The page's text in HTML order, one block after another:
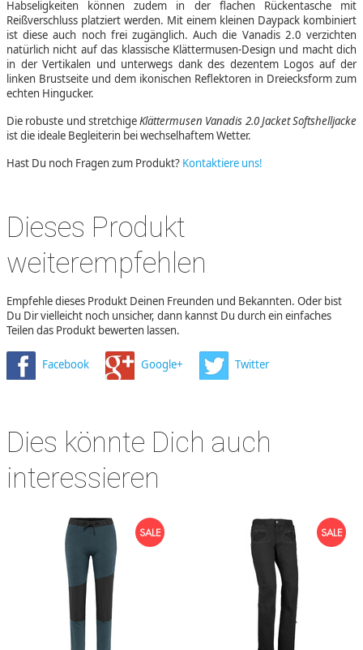
Habseligkeiten können zudem in der flachen Rückentasche mit
Reißverschluss platziert werden. Mit einem kleinen Daypack kombiniert
ist diese auch noch frei zugänglich. Auch die Vanadis 2.0 verzichten
natürlich nicht auf das klassische Klättermusen-Design und macht dich
in der Vertikalen und unterwegs dank des dezentem Logos auf der
linken Brustseite und dem ikonischen Reflektoren in Dreiecksform zum
echten Hingucker.
Die robuste und stretchigeKlättermusen Vanadis 2.0 Jacket Softshelljacke
ist die ideale Begleiterin bei wechselhaftem Wetter.
Hast Du noch Fragen zum Produkt? Kontaktiere uns!
Dieses Produkt
weiterempfehlen
Empfehle dieses Produkt Deinen Freunden und Bekannten. Oder bist
Du Dir vielleicht noch unsicher, dann kannst Du durch ein einfaches
Teilen das Produkt bewerten lassen.
Facebook Google+ Twitter
Dies könnte Dich auch
interessieren